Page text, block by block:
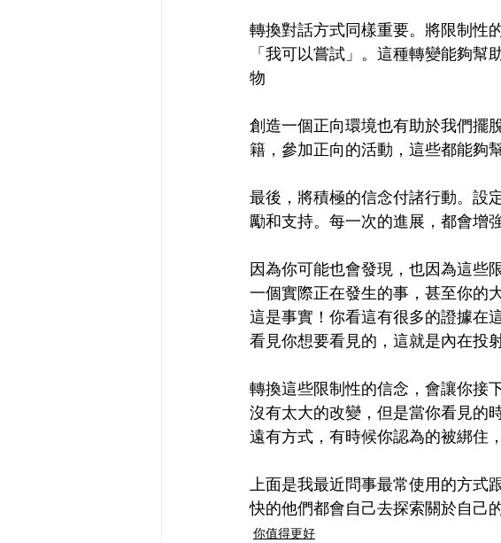
轉換對話方式同樣重要。將限制性
「我可以嘗試」。這種轉變能夠
物
創造一個正向環境也有助於我們擺
籍，參加正向的活動，這些都能夠
最後，將積極的信念付諸行動。設
勵和支持。每一次的進展，都會增
因為你可能也會發現，也因為這些
一個實際正在發生的事，甚至你的
這是事實！你看這有很多的證據在
看見你想要看見的，這就是內在投
轉換這些限制性的信念，會讓你接
沒有太大的改變，但是當你看見的
遠有方式，有時候你認為的被綁住
上面是我最近問事最常使用的方式
快的他們都會自己去探索關於自己
你值得更好